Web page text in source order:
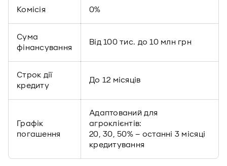
Комісія 0%
Сума
фінансування
Від 100 тис. до 10 млн грн
Строк дії
кредиту
До 12 місяців
Графік
погашення
Адаптований для
агроклієнтів:
20, 30, 50% – останні 3 місяці
кредитування